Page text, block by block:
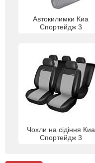
Автокилимки Киа
Спортейдж 3
Чохли на сідіння Киа
Спортейдж 3